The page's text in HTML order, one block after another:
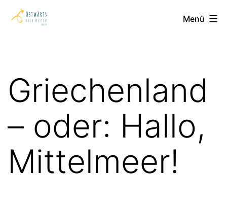
Zum
InhaltOstwärts
Menü
Griechenland
– oder: Hallo,
Mittelmeer!